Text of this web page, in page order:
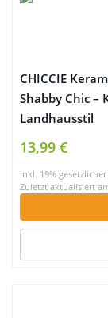
CHICCIE
Shabby Chic
Landhausstil
13,99 €
inkl. 19%
Zuletzt aktualisiert